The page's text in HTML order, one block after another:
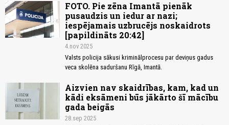
FOTO. Pie zēna Imantā pienāk
pusaudzis un iedur ar nazi;
iespējamais uzbrucējs noskaidrots
[papildināts 20:42]
4.nov 2025
Valsts policija sākusi kriminālprocesu par deviņus gadus
veca skolēna saduršanu Rīgā, Imantā.
Aizvien nav skaidrības, kam, kad un
kādi eksāmeni būs jākārto šī mācību
gada beigās
28.sep 2025